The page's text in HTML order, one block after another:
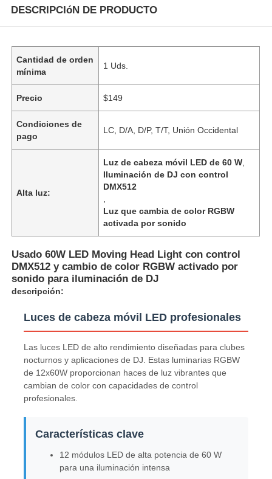
DESCRIPCIóN DE PRODUCTO
Cantidad de orden
mínima
1 Uds.
Precio $149
Condiciones de
pago
LC, D/A, D/P, T/T, Unión Occidental
Alta luz:
Luz de cabeza móvil LED de 60 W
Iluminación de DJ con control
DMX512
Luz que cambia de color RGBW
activada por sonido
Usado 60W LED Moving Head Light con control
DMX512 y cambio de color RGBW activado por
sonido para iluminación de DJ
descripción:
Luces de cabeza móvil LED profesionales
Las luces LED de alto rendimiento diseñadas para clubes
nocturnos y aplicaciones de DJ. Estas luminarias RGBW
de 12x60W proporcionan haces de luz vibrantes que
cambian de color con capacidades de control
profesionales.
Características clave
12 módulos LED de alta potencia de 60 W
para una iluminación intensa